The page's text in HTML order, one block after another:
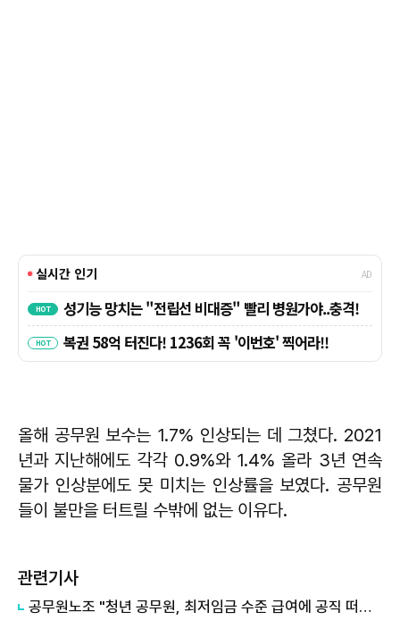
올해 공무원 보수는 1.7% 인상되는 데 그쳤다. 2021
년과 지난해에도 각각 0.9%와 1.4% 올라 3년 연속
물가 인상분에도 못 미치는 인상률을 보였다. 공무원
들이 불만을 터트릴 수밖에 없는 이유다.
관련기사
공무원노조 "청년 공무원, 최저임금 수준 급여에 공직 떠난다"